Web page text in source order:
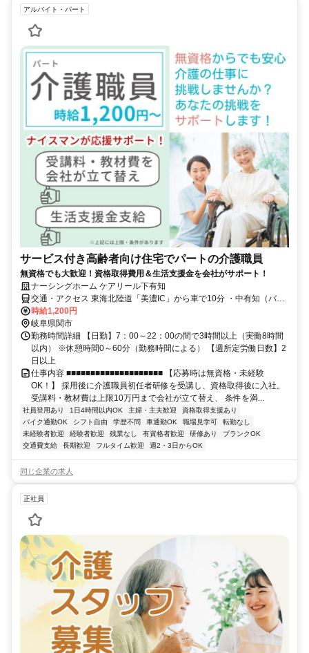
アルバイト・パート
サービス付き高齢者向け住宅でパートの介護職員
無資格でも大歓迎！資格取得費用＆生活支援金を会社がサポート！
ナーシングホーム ケアリール下有知
交通・アクセス 東海北陸道「美濃IC」から車で10分 ・中有知（バ
ス）8分・松森駅15分
時給1,200円
岐阜県関市
勤務時間詳細 【日勤】7：00～22：00の間で3時間以上（実働8時間
以内） ※休憩時間0～60分（勤務時間による） 【週所定労働日数】2
日以上
仕事内容 ■■■■■■■■■■■■■■■■■■■■ 【応募時は無資格・未経験
OK！】 採用後に介護職員初任者研修を受講し、資格取得後に入社。
受講料・教材費は上限10万円まで会社が立て替え、 条件を満...
社員登用あり 1日4時間以内OK 主婦・主夫歓迎
資格取得支援あり
バイク通勤OK
シフト自由 学歴不問 車通勤OK 職場見学可
転勤なし
未経験者歓迎
経験者歓迎 残業なし 有資格者歓迎 研修あり
ブランクOK
交通費支給
長期歓迎 フルタイム歓迎 週2・3日からOK
同じ企業の求人
正社員